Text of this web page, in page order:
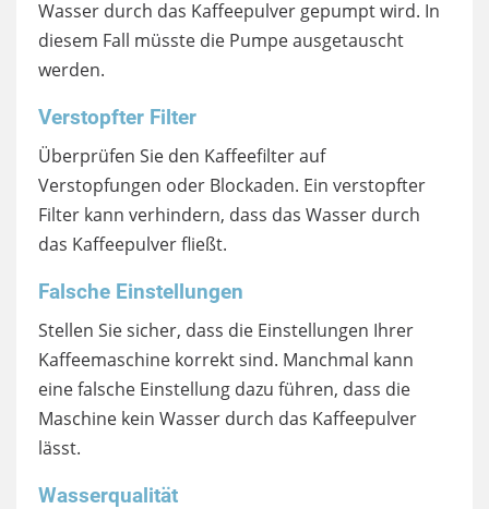
Wasser durch das Kaffeepulver gepumpt wird. In
diesem Fall müsste die Pumpe ausgetauscht
werden.
Verstopfter Filter
Überprüfen Sie den Kaffeefilter auf
Verstopfungen oder Blockaden. Ein verstopfter
Filter kann verhindern, dass das Wasser durch
das Kaffeepulver fließt.
Falsche Einstellungen
Stellen Sie sicher, dass die Einstellungen Ihrer
Kaffeemaschine korrekt sind. Manchmal kann
eine falsche Einstellung dazu führen, dass die
Maschine kein Wasser durch das Kaffeepulver
lässt.
Wasserqualität